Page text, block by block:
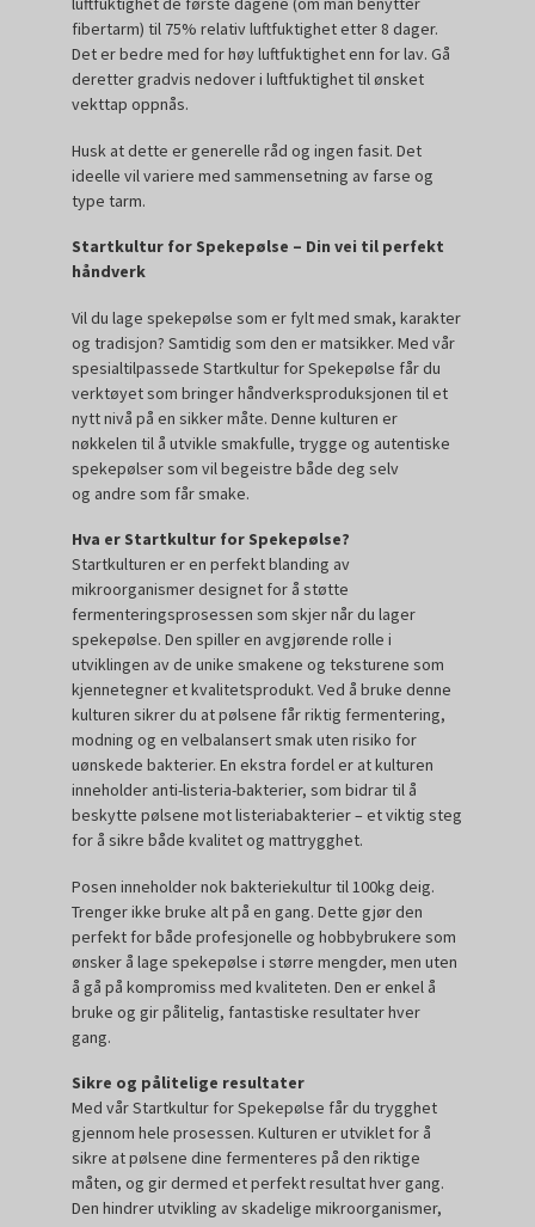
fibertarm) til 75% relativ luftfuktighet etter 8 dager.
Det er bedre med for høy luftfuktighet enn for lav. Gå
deretter gradvis nedover i luftfuktighet til ønsket
vekttap oppnås.
Husk at dette er generelle råd og ingen fasit. Det
ideelle vil variere med sammensetning av farse og
type tarm.
Startkultur for Spekepølse – Din vei til perfekt
håndverk
Vil du lage spekepølse som er fylt med smak, karakter
og tradisjon? Samtidig som den er matsikker. Med vår
spesialtilpassede Startkultur for Spekepølse får du
verktøyet som bringer håndverksproduksjonen til et
nytt nivå på en sikker måte. Denne kulturen er
nøkkelen til å utvikle smakfulle, trygge og autentiske
spekepølser som vil begeistre både deg selv
og andre som får smake.
Hva er Startkultur for Spekepølse?
Startkulturen er en perfekt blanding av
mikroorganismer designet for å støtte
fermenteringsprosessen som skjer når du lager
spekepølse. Den spiller en avgjørende rolle i
utviklingen av de unike smakene og teksturene som
kjennetegner et kvalitetsprodukt. Ved å bruke denne
kulturen sikrer du at pølsene får riktig fermentering,
modning og en velbalansert smak uten risiko for
uønskede bakterier. En ekstra fordel er at kulturen
inneholder anti-listeria-bakterier, som bidrar til å
beskytte pølsene mot listeriabakterier – et viktig steg
for å sikre både kvalitet og mattrygghet.
Posen inneholder nok bakteriekultur til 100kg deig.
Trenger ikke bruke alt på en gang. Dette gjør den
perfekt for både profesjonelle og hobbybrukere som
ønsker å lage spekepølse i større mengder, men uten
å gå på kompromiss med kvaliteten. Den er enkel å
bruke og gir pålitelig, fantastiske resultater hver
gang.
Sikre og pålitelige resultater
Med vår Startkultur for Spekepølse får du trygghet
gjennom hele prosessen. Kulturen er utviklet for å
sikre at pølsene dine fermenteres på den riktige
måten, og gir dermed et perfekt resultat hver gang.
Den hindrer utvikling av skadelige mikroorganismer,